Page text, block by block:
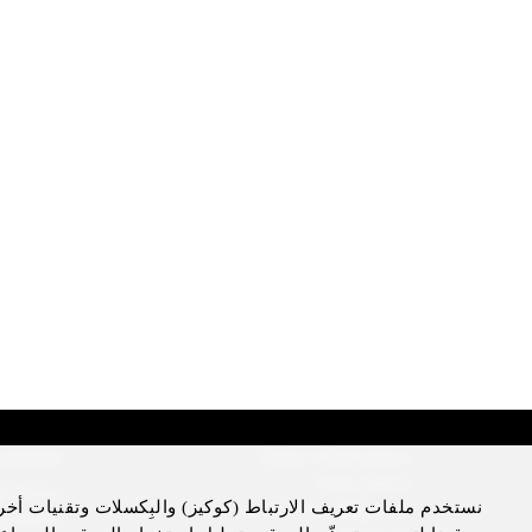
Four Seasons Magazine
Notice
Notice
نستخدم ملفات تعريف الارتباط (كوكيز) والبِكسلات وتقنيات